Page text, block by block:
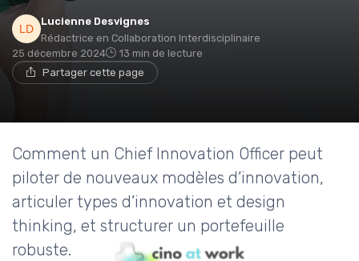
Lucienne Desvignes
Rédactrice en Collaboration Interdisciplinaire
25 décembre 2024
13 min de lecture
Partager cette page
Comment un Chief Innovation Officer peut
piloter de nouveaux modèles d’innovation,
articuler types d’innovation et design
thinking, et structurer un portefeuille
robuste.